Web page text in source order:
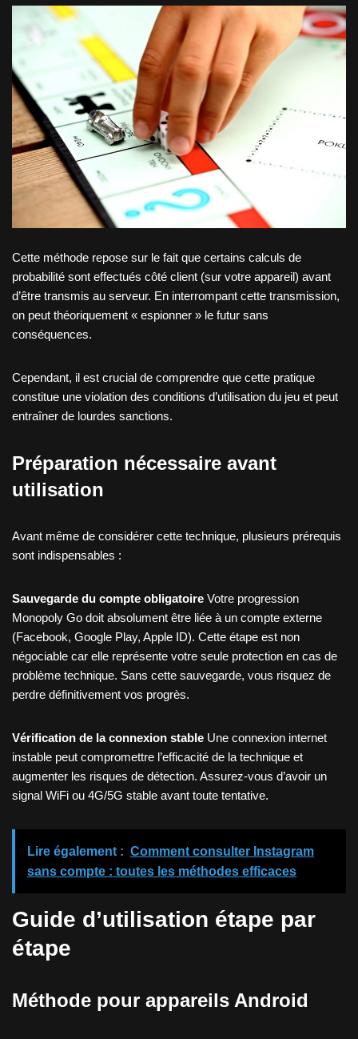
Cette méthode repose sur le fait que certains calculs de
probabilité sont effectués côté client (sur votre appareil) avant
d’être transmis au serveur. En interrompant cette transmission,
on peut théoriquement « espionner » le futur sans
conséquences.
Cependant, il est crucial de comprendre que cette pratique
constitue une violation des conditions d’utilisation du jeu et peut
entraîner de lourdes sanctions.
Préparation nécessaire avant
utilisation
Avant même de considérer cette technique, plusieurs prérequis
sont indispensables :
Sauvegarde du compte obligatoire Votre progression
Monopoly Go doit absolument être liée à un compte externe
(Facebook, Google Play, Apple ID). Cette étape est non
négociable car elle représente votre seule protection en cas de
problème technique. Sans cette sauvegarde, vous risquez de
perdre définitivement vos progrès.
Vérification de la connexion stable Une connexion internet
instable peut compromettre l’efficacité de la technique et
augmenter les risques de détection. Assurez-vous d’avoir un
signal WiFi ou 4G/5G stable avant toute tentative.
Lire également : Comment consulter Instagram
sans compte : toutes les méthodes efficaces
Guide d’utilisation étape par
étape
Méthode pour appareils Android